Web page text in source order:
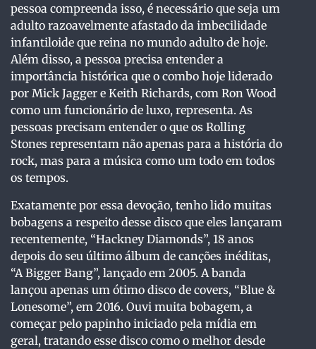
pessoa compreenda isso, é necessário que seja um
adulto razoavelmente afastado da imbecilidade
infantiloide que reina no mundo adulto de hoje.
Além disso, a pessoa precisa entender a
importância histórica que o combo hoje liderado
por Mick Jagger e Keith Richards, com Ron Wood
como um funcionário de luxo, representa. As
pessoas precisam entender o que os Rolling
Stones representam não apenas para a história do
rock, mas para a música como um todo em todos
os tempos.
Exatamente por essa devoção, tenho lido muitas
bobagens a respeito desse disco que eles lançaram
recentemente, “Hackney Diamonds”, 18 anos
depois do seu último álbum de canções inéditas,
“A Bigger Bang”, lançado em 2005. A banda
lançou apenas um ótimo disco de covers, “Blue &
Lonesome”, em 2016. Ouvi muita bobagem, a
começar pelo papinho iniciado pela mídia em
geral, tratando esse disco como o melhor desde